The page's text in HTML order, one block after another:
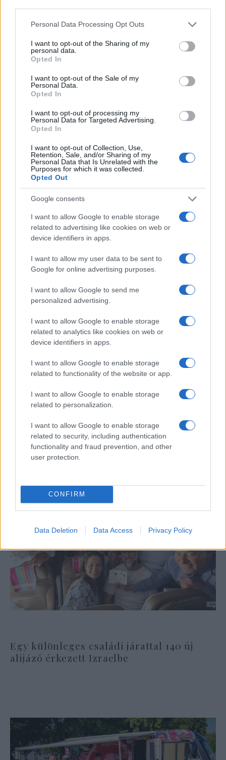
Please note that this website/app uses one or more Google
not limited to your visit or usage behaviour. You may click to
grant or deny consent to Google and its third-party tags to
use your data for below specified purposes in below Google
consent section.
Personal Data Processing Opt Outs
I want to opt-out of the Sharing of my
personal data.
Opted In
I want to opt-out of the Sale of my
Personal Data.
Opted In
I want to opt-out of processing my
Personal Data for Targeted Advertising.
Opted In
I want to opt-out of Collection, Use,
Retention, Sale, and/or Sharing of my
Personal Data that Is Unrelated with the
Purposes for which it was collected.
Opted Out
Google consents
I want to allow Google to enable storage
related to advertising like cookies on web or
device identifiers in apps.
I want to allow my user data to be sent to
Google for online advertising purposes.
I want to allow Google to send me
personalized advertising.
I want to allow Google to enable storage
related to analytics like cookies on web or
device identifiers in apps.
I want to allow Google to enable storage
related to functionality of the website or app.
I want to allow Google to enable storage
related to personalization.
I want to allow Google to enable storage
related to security, including authentication
functionality and fraud prevention, and other
user protection.
CONFIRM
Data Deletion Data Access Privacy Policy
„Párbeszéd folyik, hogy a
különböző felek kedvező
megoldást találjanak a helyzetre”
– tették hozzá.
A kiállítást a Francia Repülési és Űrhajózási
Ipar Szövetsége szervezi, amely több repülési
óriásvállalatot, köztük az Airbus, az Astrium
és a Dassault Aviation érdekeit képviseli.
Tavaly már volt egyhasonló ügy
párizsi bíróság elutasította a francia védelmi
minisztérium által az izraeli vállalatokra
vonatkozóan az Eurosatory 2024 védelmi
kiállításra vonatkozóan kért korlátozásokat,
mert azok sértenék az egyenlőség elvét.
Dühöngnek a franciák: izraeli önjáró
tüzérséget vett az afrikai muszlim
királyság
„Franciaország mindig is antiszemita
volt”
Egy különleges családi járattal 140 új
alijázó érkezett Izraelbe